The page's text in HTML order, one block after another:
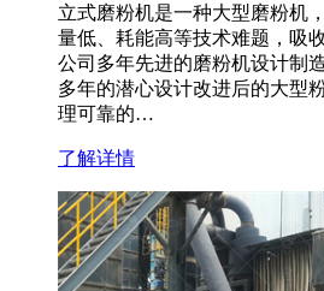
立式磨粉机是一种大型磨粉机
量低、耗能高等技术难题，吸
公司多年先进的磨粉机设计制
多年的潜心设计改进后的大型
理可靠的…
了解详情